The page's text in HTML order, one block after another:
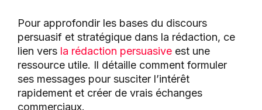
Pour approfondir les bases du discours
persuasif et stratégique dans la rédaction, ce
lien vers la rédaction persuasive est une
ressource utile. Il détaille comment formuler
ses messages pour susciter l’intérêt
rapidement et créer de vrais échanges
commerciaux.